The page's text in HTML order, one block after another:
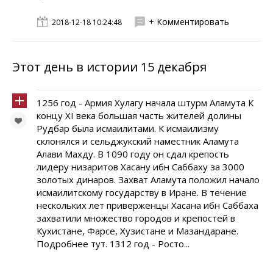
2018-12-18 10:24:48 + Комментировать
Этот день в истории 15 декабря
1256 год - Армия Хулагу начала штурм Аламута К
концу XI века большая часть жителей долины
Рудбар была исмаилитами. К исмаилизму
склонялся и сельджукский наместник Аламута
Алави Махду. В 1090 году он сдал крепость
лидеру низаритов Хасану ибн Саббаху за 3000
золотых динаров. Захват Аламута положил начало
исмаилитскому государству в Иране. В течение
нескольких лет приверженцы Хасана ибн Саббаха
захватили множество городов и крепостей в
Кухистане, Фарсе, Хузистане и Мазандаране.
Подробнее тут. 1312 год - Росто...